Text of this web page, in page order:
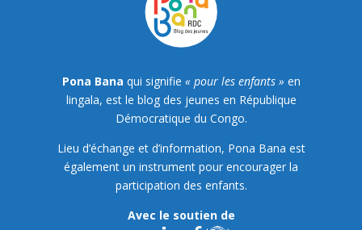
Pona Bana qui signifie « pour les enfants » en
lingala, est le blog des jeunes en République
Démocratique du Congo.
Lieu d’échange et d’information, Pona Bana est
également un instrument pour encourager la
participation des enfants.
Avec le soutien de